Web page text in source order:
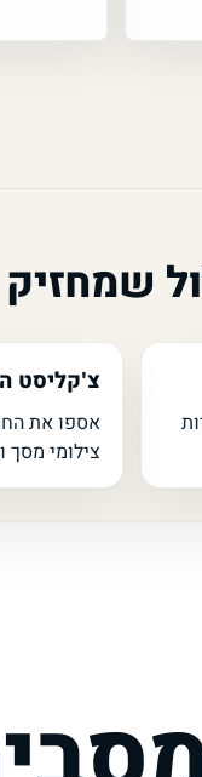
צ'קליסט
אספו את
צילומי מסך